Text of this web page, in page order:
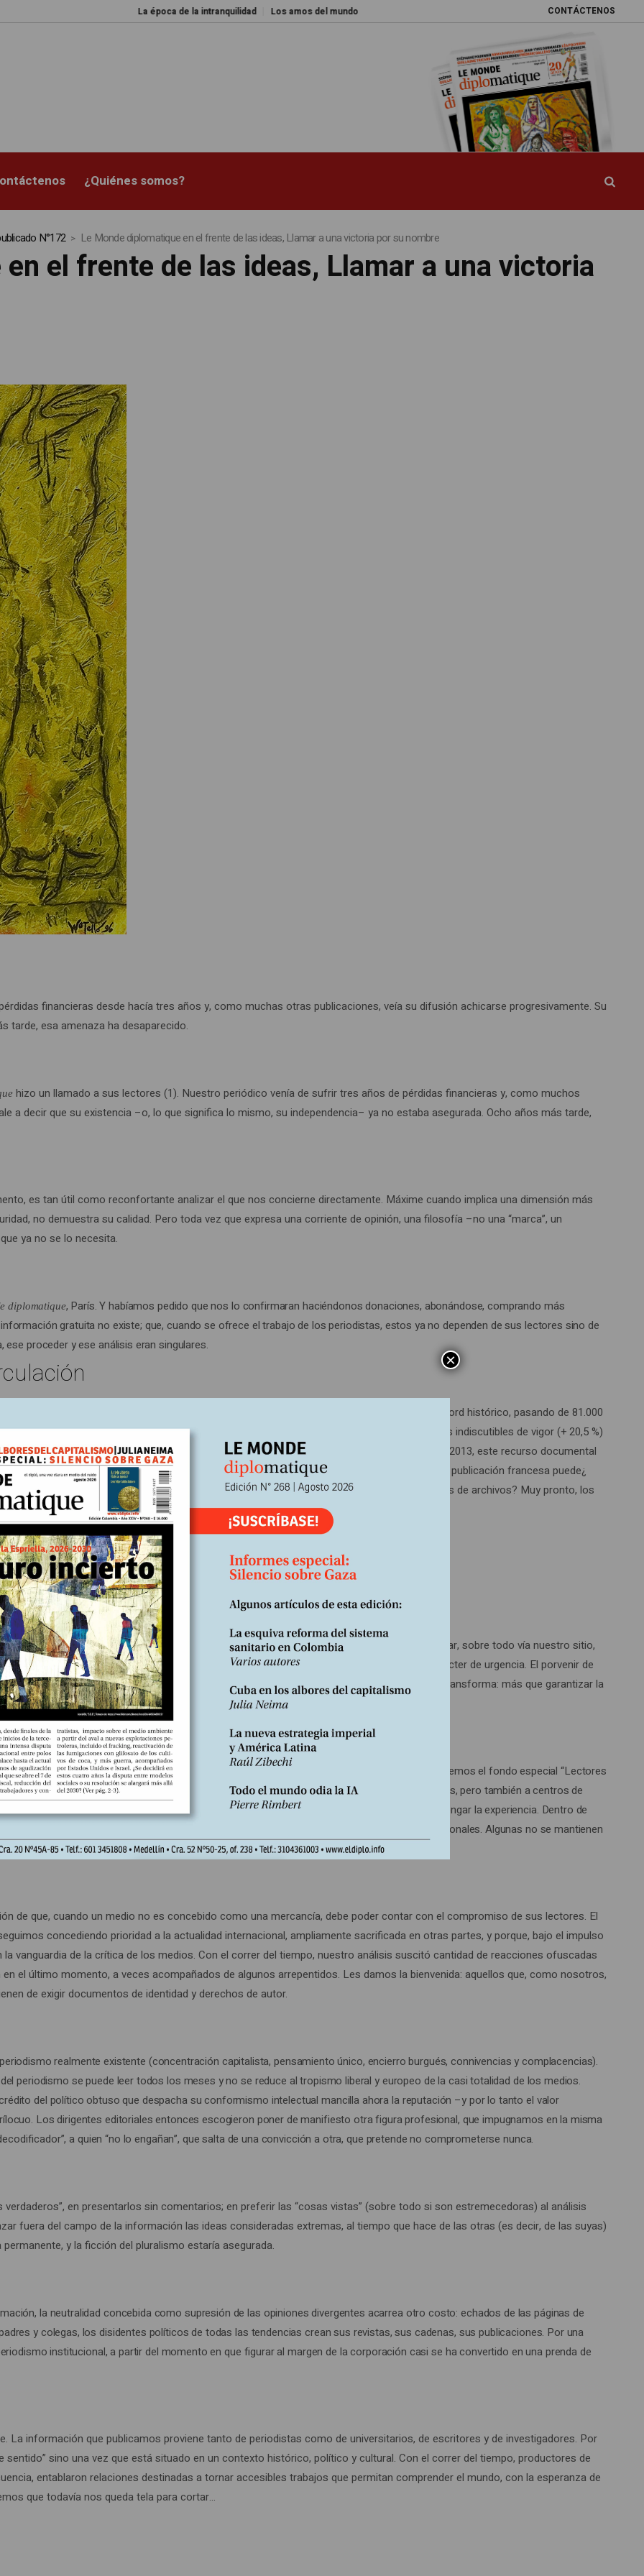
CONTÁCTENOS
La época de la intranquilidad Los amos del mundo Promesas rotas La esquiva reforma del sistema
¿Quiénes somos?
N°172 Le Monde diplomatique en el frente de las ideas, Llamar a una victoria por su nombre
el frente de las ideas, Llamar a una victoria
financieras desde hacía tres años y, como muchas otras publicaciones, veía su difusión achicarse progresivamente. Su
tarde, esa amenaza ha desaparecido.
hizo un llamado a sus lectores (1). Nuestro periódico venía de sufrir tres años de pérdidas financieras y, como muchos
a decir que su existencia –o, lo que significa lo mismo, su independencia– ya no estaba asegurada. Ocho años más tarde,
es tan útil como reconfortante analizar el que nos concierne directamente. Máxime cuando implica una dimensión más
no demuestra su calidad. Pero toda vez que expresa una corriente de opinión, una filosofía –no una “marca”, un
ya no se lo necesita.
diplomatique, París. Y habíamos pedido que nos lo confirmaran haciéndonos donaciones, abonándose, comprando más
gratuita no existe; que, cuando se ofrece el trabajo de los periodistas, estos ya no dependen de sus lectores sino de
proceder y ese análisis eran singulares.
por un monto total de 1.629.000 euros; la cantidad de nuestros abonados alcanzó un récord histórico, pasando de 81.000
digital”; nuestra difusión total aguantó a pie firme y desde hace tres años da incluso señales indiscutibles de vigor (+ 20,5 %)
cantidad de abonados a nuestros archivos registró una progresión fulgurante. Lanzado en 2013, este recurso documental
actualidad del mundo no se reduce a las tres últimas controversias de la semana.
¿Qué otra publicación francesa puede
Le Monde diplomatiqueencara desde mayo de 1954, la totalidad de sus sesenta y tres años de archivos? Muy pronto, los
el inglés, el castellano y el alemán, en espera del portugués, el italiano y el árabe.
nuestras campañas anuales de pedido de donaciones. El dispositivo sigue en su lugar, sobre todo vía nuestro sitio,
nuestras reservas en la perspectiva de un eventual invierno. Pero ya no presenta un carácter de urgencia. El porvenir de
que equivale a llamar a una victoria por su nombre. Por consiguiente, nuestro objetivo se transforma: más que garantizar la
de las ideas que transmite. En suma, de pasar de la defensiva a la conquista.
diplomatiqueen Francia en su nivel actual, sin cambios desde 2013 (3). Por otra parte, alimentaremos el fondo especial “Lectores
lectores, ofrece abonos a instituciones, bibliotecas y universidades en los países pobres, pero también a centros de
un año a un nuevo abonado con la esperanza de que luego éste escoja, directamente, prolongar la experiencia. Dentro de
“Red internacional solidaria” que vamos a lanzar para consolidar nuestras ediciones internacionales. Algunas no se mantienen
poco corriente en el universo del periodismo.
de que, cuando un medio no es concebido como una mercancía, debe poder contar con el compromiso de sus lectores. El
concediendo prioridad a la actualidad internacional, ampliamente sacrificada en otras partes, y porque, bajo el impulso
vanguardia de la crítica de los medios. Con el correr del tiempo, nuestro análisis suscitó cantidad de reacciones ofuscadas
el último momento, a veces acompañados de algunos arrepentidos. Les damos la bienvenida: aquellos que, como nosotros,
de exigir documentos de identidad y derechos de autor.
realmente existente (concentración capitalista, pensamiento único, encierro burgués, connivencias y complacencias).
periodismo se puede leer todos los meses y no se reduce al tropismo liberal y europeo de la casi totalidad de los medios.
del político obtuso que despacha su conformismo intelectual mancilla ahora la reputación –y por lo tanto el valor
Los dirigentes editoriales entonces escogieron poner de manifiesto otra figura profesional, que impugnamos en la misma
a quien “no lo engañan”, que salta de una convicción a otra, que pretende no comprometerse nunca.
en presentarlos sin comentarios; en preferir las “cosas vistas” (sobre todo si son estremecedoras) al análisis
fuera del campo de la información las ideas consideradas extremas, al tiempo que hace de las otras (es decir, de las suyas)
y la ficción del pluralismo estaría asegurada.
la neutralidad concebida como supresión de las opiniones divergentes acarrea otro costo: echados de las páginas de
y colegas, los disidentes políticos de todas las tendencias crean sus revistas, sus cadenas, sus publicaciones. Por una
institucional, a partir del momento en que figurar al margen de la corporación casi se ha convertido en una prenda de
La información que publicamos proviene tanto de periodistas como de universitarios, de escritores y de investigadores. Por
sino una vez que está situado en un contexto histórico, político y cultural. Con el correr del tiempo, productores de
entablaron relaciones destinadas a tornar accesibles trabajos que permitan comprender el mundo, con la esperanza de
que todavía nos queda tela para cortar…
×